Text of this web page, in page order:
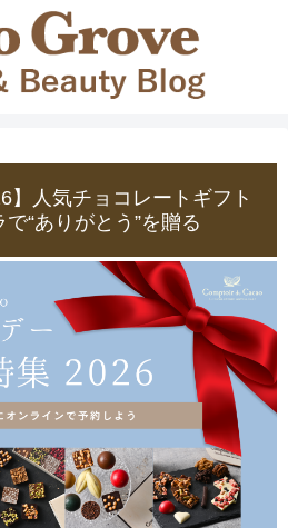
】人気チョコレートギフト
“ありがとう”を贈る